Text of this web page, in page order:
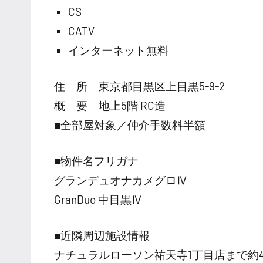
CS
CATV
インターネット無料
住 所 東京都目黒区上目黒5-9-2
概 要 地上5階 RC造
■全部屋対象／仲介手数料半額
■物件名フリガナ
グランデュオナカメグロⅣ
GranDuo 中目黒Ⅳ
■近隣周辺施設情報
ナチュラルローソン祐天寺1丁目店まで約